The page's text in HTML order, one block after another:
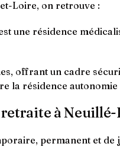
Loire, on retrouve :
une résidence
offrant un cadre
la résidence
retraite à
permanent et de